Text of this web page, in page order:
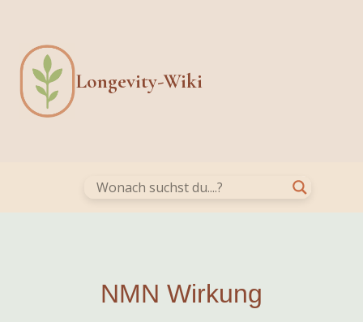
content
Longevity-Wiki
NMN Wirkung